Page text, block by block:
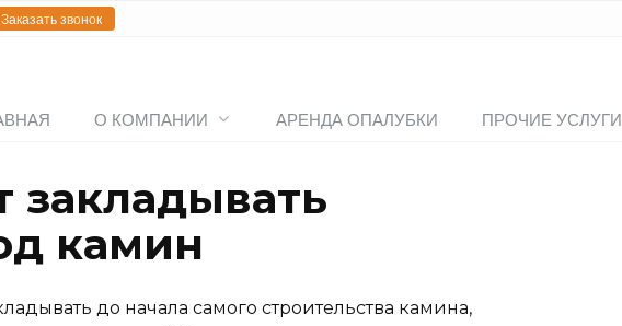
Заказать звонок
О КОМПАНИИ АРЕНДА ОПАЛУБКИ ПРОЧИЕ УСЛУГИ
закладывать
камин
до начала самого строительства камина,